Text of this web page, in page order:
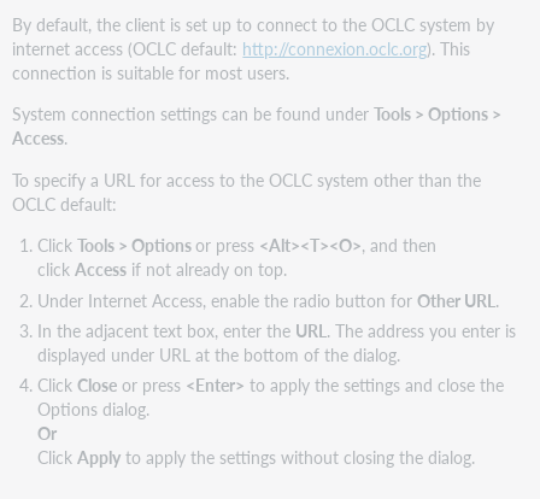
By default, the client is set up to connect to the OCLC system by
internet access (OCLC default: http://connexion.oclc.org). This
connection is suitable for most users.
System connection settings can be found underTools > Options >
Access.
To specify a URL for access to the OCLC system other than the
OCLC default:
Click Tools > Options or press <Alt><T><O>, and then
click Accessif not already on top.
Under Internet Access, enable the radio button for Other URL .
In the adjacent text box, enter the URL . The address you enter is
displayed under URL at the bottom of the dialog.
Click Closeor press <Enter> to apply the settings and close the
Options dialog.
Or
Click Applyto apply the settings without closing the dialog.